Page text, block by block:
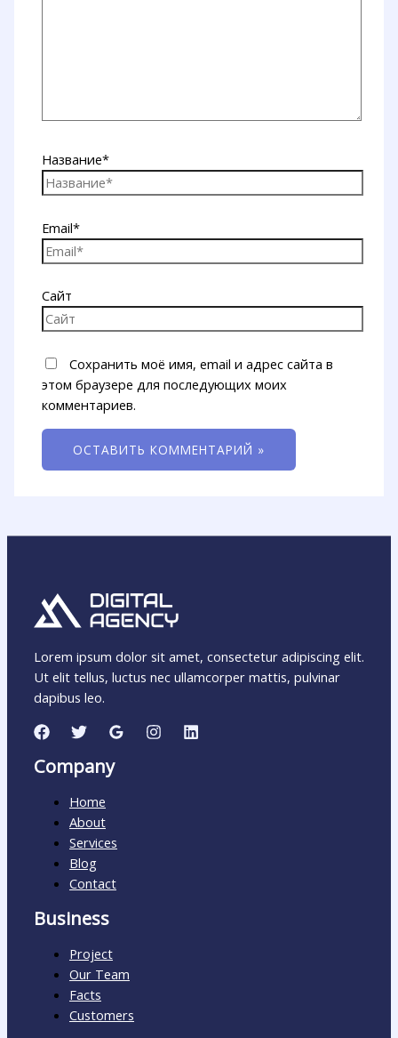
Название*
Email*
Сайт
Сохранить моё имя, email и адрес сайта в
этом браузере для последующих моих
комментариев.
Lorem ipsum dolor sit amet, consectetur adipiscing elit.
Ut elit tellus, luctus nec ullamcorper mattis, pulvinar
dapibus leo.
Company
Home
About
Services
Blog
Contact
Business
Project
Our Team
Facts
Customers